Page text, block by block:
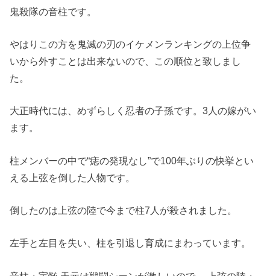
鬼殺隊の音柱です。
やはりこの方を鬼滅の刃のイケメンランキングの上位争
いから外すことは出来ないので、この順位と致しまし
た。
大正時代には、めずらしく忍者の子孫です。3人の嫁がい
ます。
柱メンバーの中で“痣の発現なし”で100年ぶりの快挙とい
える上弦を倒した人物です。
倒したのは上弦の陸で今まで柱7人が殺されました。
左手と左目を失い、柱を引退し育成にまわっています。